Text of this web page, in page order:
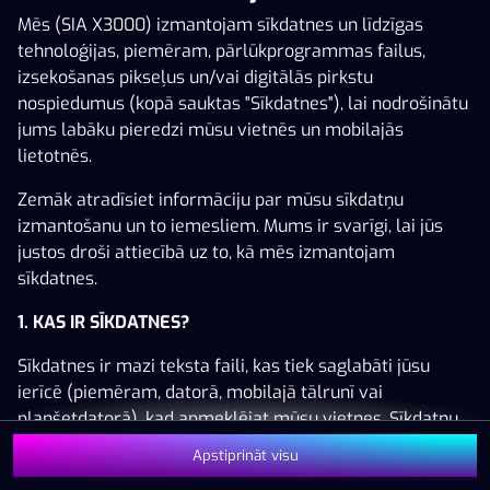
Šai spēlei nav pieejama demo versija. Lūdzu,
pieslēdzies, lai spēlētu ar īstu naudu.
Pieslēgties
Mēs (SIA X3000) izmantojam sīkdatnes un līdzīgas
tehnoloģijas, piemēram, pārlūkprogrammas failus,
izsekošanas pikseļus un/vai digitālās pirkstu
nospiedumus (kopā sauktas "Sīkdatnes"), lai nodrošinātu
jums labāku pieredzi mūsu vietnēs un mobilajās
lietotnēs.
Zemāk atradīsiet informāciju par mūsu sīkdatņu
izmantošanu un to iemesliem. Mums ir svarīgi, lai jūs
justos droši attiecībā uz to, kā mēs izmantojam
sīkdatnes.
1. KAS IR SĪKDATNES?
Sīkdatnes ir mazi teksta faili, kas tiek saglabāti jūsu
ierīcē (piemēram, datorā, mobilajā tālrunī vai
planšetdatorā), kad apmeklējat mūsu vietnes. Sīkdatņu
izvietošana ļauj mums jūs atpazīt un saprast, kā jūs
izmantojat mūsu vietnes, kas palīdz mums uzlabot jūsu
Apstiprināt visu